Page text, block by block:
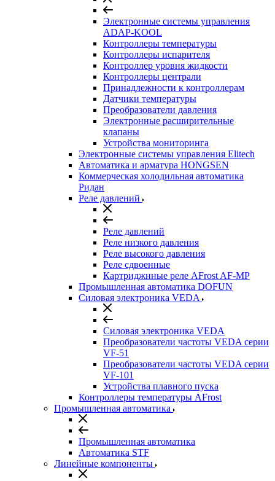
Электронные системы управления
ADAP-KOOL
Контроллеры температуры
Контроллеры испарителя
Контроллер уровня жидкости
Контроллеры централи
Принадлежности к контроллерам
Датчики температуры
Преобразователи давления
Электронные расширительные
клапаны
Устройства мониторинга
Электронные системы управления Elitech
Автоматика и арматура HONGSEN
Коммерческая холодильная автоматика
Ридан
Реле давлений
Реле давлений
Реле низкого давления
Реле высокого давления
Реле сдвоенные
Картриджнные реле AFrost AF-MP
Промышленная автоматика DOFUN
Силовая электроника VEDA
Силовая электроника VEDA
Преобразователи частоты VEDA серии
VF-51
Преобразователи частоты VEDA серии
VF-101
Устройства плавного пуска
Контроллеры температуры AFrost
Промышленная автоматика
Промышленная автоматика
Автоматика STF
Линейные компоненты